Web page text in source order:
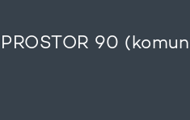
PROSTOR 90